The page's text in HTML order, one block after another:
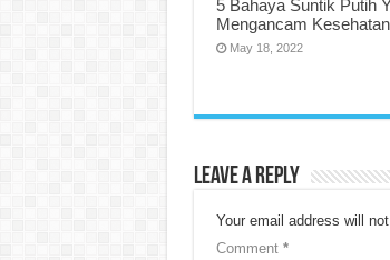
5 Bahaya Suntik Putih
Mengancam
May 18, 2022
Leave a Reply
Your email address will
Comment *